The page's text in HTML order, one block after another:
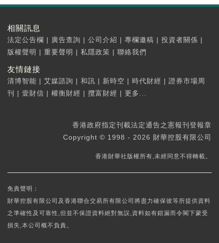
相關訊息
法定公告欄 | 廣告查詢 | 公司介紹 | 專欄邀稿 | 投資者關係 |
版權聲明 | 重要聲明 | 私隱政策 | 聯絡我們
友情鏈接
清博智能 | 艾媒諮詢 | 和訊 | 新時空 | 時代財經 | 證券市場周
刊
| 壹財信 | 權衡財經 | 攬富財經 | 更多...
香港政府指定刊載法定通告之憲報刊登報章
Copyright © 1998 - 2026 財華控股有限公司
香港財華社版權所有,未經同意不得轉載。
免責聲明：
財華控股有限公司及香港聯合交易所有限公司將盡力確保彼等所提供資料
之準確性及可靠性,但並不保證資料絕對無誤,資料如有錯漏而令閣下蒙受
損失,本公司概不負責。